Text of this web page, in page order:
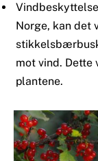
Norge, kan det
mot vind. Dette
plantene.